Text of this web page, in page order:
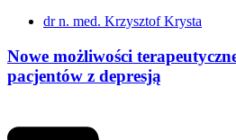
dr n. med. Krzysztof Krysta
Nowe możliwości
pacjentów z depresją